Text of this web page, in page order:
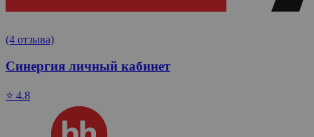
(4 отзыва)
Синергия личный кабинет
⭐ 4.8